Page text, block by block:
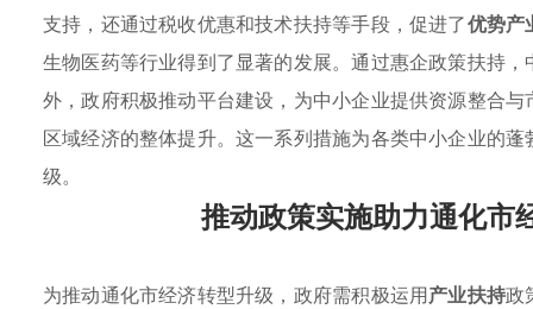
支持，还通过税收优惠和技术扶持等手段，促进了优势产
生物医药等行业得到了显著的发展。通过惠企政策扶持
外，政府积极推动平台建设，为中小企业提供资源整合
区域经济的整体提升。这一系列措施为各类中小企业的
级。
推动政策实施助力通化市
为推动通化市经济转型升级，政府需积极运用产业扶持政